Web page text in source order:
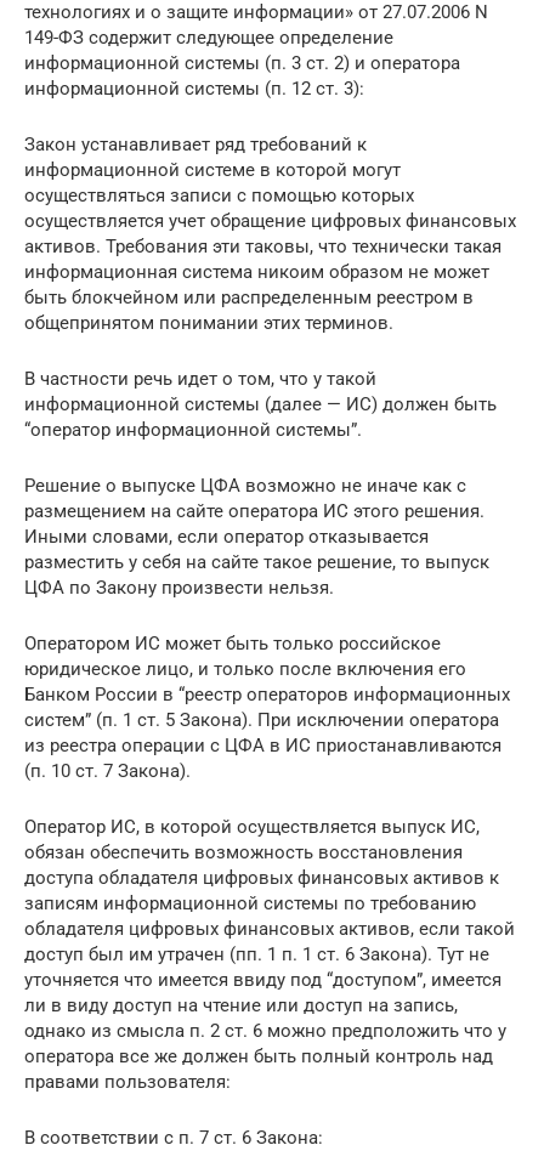
технологиях и о защите информации» от 27.07.2006 N
149-ФЗ содержит следующее определение
информационной системы (п. 3 ст. 2) и оператора
информационной системы (п. 12 ст. 3):
Закон устанавливает ряд требований к
информационной системе в которой могут
осуществляться записи с помощью которых
осуществляется учет обращение цифровых финансовых
активов. Требования эти таковы, что технически такая
информационная система никоим образом не может
быть блокчейном или распределенным реестром в
общепринятом понимании этих терминов.
В частности речь идет о том, что у такой
информационной системы (далее — ИС) должен быть
“оператор информационной системы”.
Решение о выпуске ЦФА возможно не иначе как с
размещением на сайте оператора ИС этого решения.
Иными словами, если оператор отказывается
разместить у себя на сайте такое решение, то выпуск
ЦФА по Закону произвести нельзя.
Оператором ИС может быть только российское
юридическое лицо, и только после включения его
Банком России в “реестр операторов информационных
систем” (п. 1 ст. 5 Закона). При исключении оператора
из реестра операции с ЦФА в ИС приостанавливаются
(п. 10 ст. 7 Закона).
Оператор ИС, в которой осуществляется выпуск ИС,
обязан обеспечить возможность восстановления
доступа обладателя цифровых финансовых активов к
записям информационной системы по требованию
обладателя цифровых финансовых активов, если такой
доступ был им утрачен (пп. 1 п. 1 ст. 6 Закона). Тут не
уточняется что имеется ввиду под “доступом”, имеется
ли в виду доступ на чтение или доступ на запись,
однако из смысла п. 2 ст. 6 можно предположить что у
оператора все же должен быть полный контроль над
правами пользователя:
В соответствии с п. 7 ст. 6 Закона: